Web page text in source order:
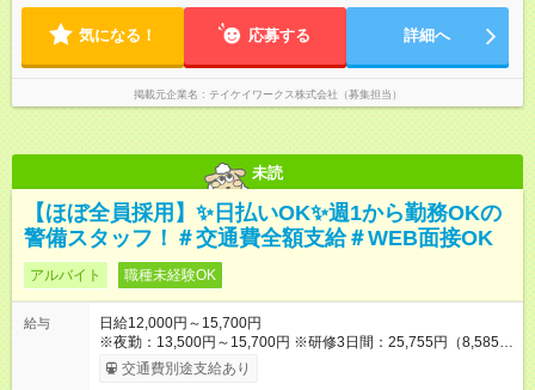
気になる！ 応募する 詳細へ
掲載元企業名 テイケイワークス株式会社（募集担当）
未読
【ほぼ全員採用】✨日払いOK✨週1から勤務OKの
警備スタッフ！＃交通費全額支給＃WEB面接OK
アルバイト 職種未経験OK
給与
日給12,000円～15,700円
※夜勤：13,500円～15,700円 ※研修3日間：25,755円（8,585円
×3日間／計21時間） ✅早上がりでも日給全額保証◎ ✅寮完備！
即入居OK！ ✅週1日～勤務OK ✅週5日勤務×フルタイムも可能 ✅
交通費別途支給あり